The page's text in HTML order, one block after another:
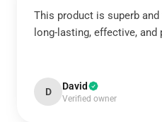
This product is superb
long-lasting, effective,
D David
Verified owner